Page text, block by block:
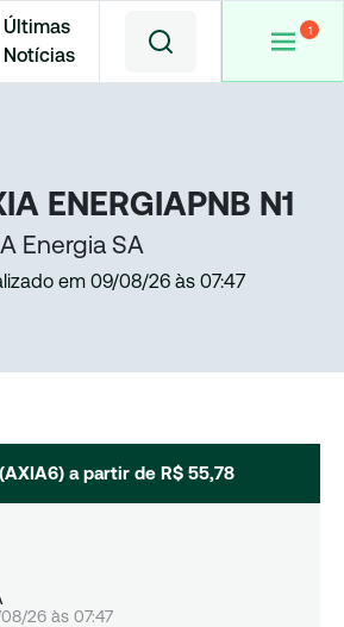
Últimas
Notícias
ENERGIAPNB N1
Energia SA
em 09/08/26 às 07:47
AXIA6) a partir de R$ 55,78
26 às 07:47